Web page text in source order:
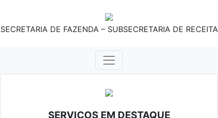
SECRETARIA DE FAZENDA – SUBSECRETARIA DE RECEITA
SERVIÇOS EM DESTAQUE